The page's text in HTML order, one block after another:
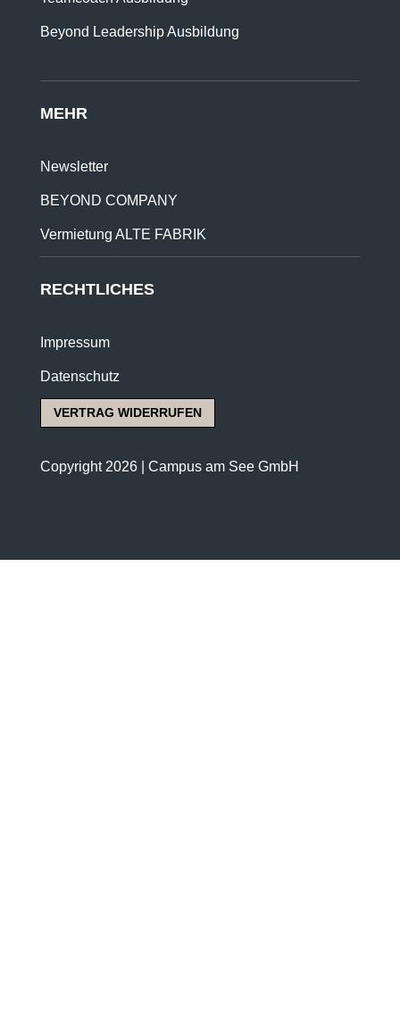
Beyond Leadership Ausbildung
MEHR
Newsletter
BEYOND COMPANY
Vermietung ALTE FABRIK
RECHTLICHES
Impressum
Datenschutz
VERTRAG WIDERRUFEN
Copyright 2026 | Campus am See GmbH